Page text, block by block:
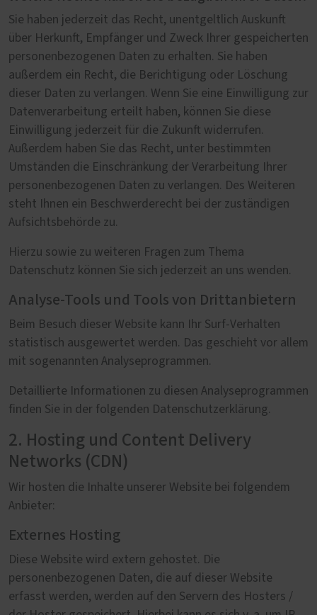
Sie haben jederzeit das Recht, unentgeltlich Auskunft
über Herkunft, Empfänger und Zweck Ihrer gespeicherten
personenbezogenen Daten zu erhalten. Sie haben
außerdem ein Recht, die Berichtigung oder Löschung
dieser Daten zu verlangen. Wenn Sie eine Einwilligung zur
Datenverarbeitung erteilt haben, können Sie diese
Einwilligung jederzeit für die Zukunft widerrufen.
Außerdem haben Sie das Recht, unter bestimmten
Umständen die Einschränkung der Verarbeitung Ihrer
personenbezogenen Daten zu verlangen. Des Weiteren
steht Ihnen ein Beschwerderecht bei der zuständigen
Aufsichtsbehörde zu.
Hierzu sowie zu weiteren Fragen zum Thema
Datenschutz können Sie sich jederzeit an uns wenden.
Analyse-Tools und Tools von Drittanbietern
Beim Besuch dieser Website kann Ihr Surf-Verhalten
statistisch ausgewertet werden. Das geschieht vor allem
mit sogenannten Analyseprogrammen.
Detaillierte Informationen zu diesen Analyseprogrammen
finden Sie in der folgenden Datenschutzerklärung.
2. Hosting und Content Delivery
Networks (CDN)
Wir hosten die Inhalte unserer Website bei folgendem
Anbieter:
Externes Hosting
Diese Website wird extern gehostet. Die
personenbezogenen Daten, die auf dieser Website
erfasst werden, werden auf den Servern des Hosters /